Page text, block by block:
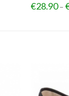
€28.90–